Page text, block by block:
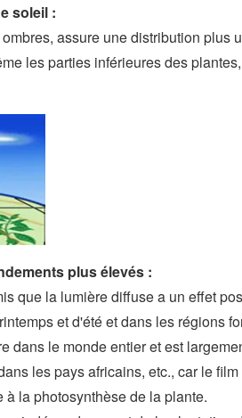
soleil :
assure une distribution plus
les parties inférieures des
plus élevés :
que la lumière diffuse a un effet
et d'été et dans les régions
dans le monde entier et est
les pays africains, etc., car le
la photosynthèse de la plante.